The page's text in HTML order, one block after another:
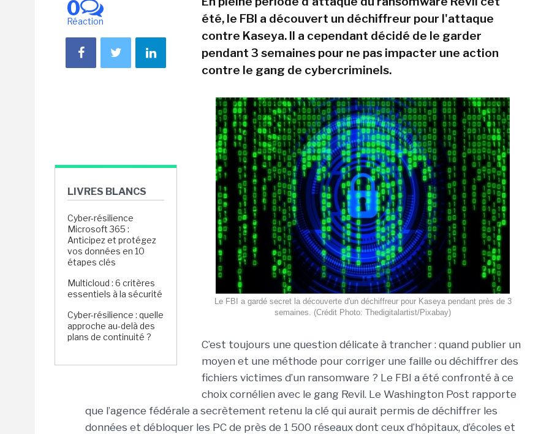
0
Réaction
LIVRES BLANCS
Cyber-résilience
Microsoft 365 :
Anticipez et protégez
vos données en 10
étapes clés
Multicloud : 6 critères
essentiels à la sécurité
Cyber-résilience : quelle
approche au-delà des
plans de continuité ?
été, le FBI a découvert un déchiffreur pour l'attaque
contre Kaseya. Il a cependant décidé de le garder
pendant 3 semaines pour ne pas impacter une action
contre le gang de cybercriminels.
Le FBI a gardé secret la découverte d'un déchiffreur pour Kaseya pendant près de 3
semaines. (Crédit Photo: Thedigitalartist/Pixabay)
C’est toujours une question délicate à trancher : quand publier un
moyen et une méthode pour corriger une faille ou déchiffrer des
fichiers victimes d’un ransomware ? Le FBI a été confronté à ce
choix cornélien avec le gang Revil. Le Washington Post rapporte
que l’agence fédérale a secrètement retenu la clé qui aurait permis de déchiffrer les
données et débloquer les PC de près de 1 500 réseaux dont ceux d’hôpitaux, d’écoles et